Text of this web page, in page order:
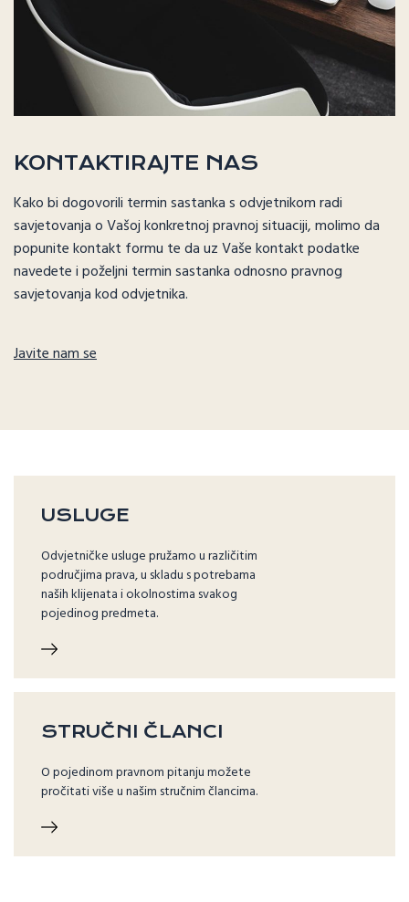
KONTAKTIRAJTE NAS
Kako bi dogovorili termin sastanka s odvjetnikom radi
savjetovanja o Vašoj konkretnoj pravnoj situaciji, molimo da
popunite kontakt formu te da uz Vaše kontakt podatke
navedete i poželjni termin sastanka odnosno pravnog
savjetovanja kod odvjetnika.
Javite nam se
USLUGE
Odvjetničke usluge pružamo u različitim
područjima prava, u skladu s potrebama
naših klijenata i okolnostima svakog
pojedinog predmeta.
STRUČNI ČLANCI
O pojedinom pravnom pitanju možete
pročitati više u našim stručnim člancima.